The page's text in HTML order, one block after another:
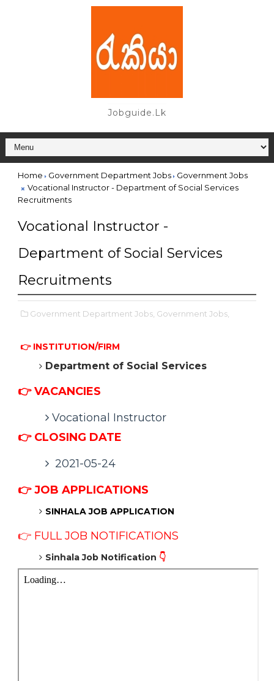
Jobguide.lk
Home Government Department Jobs
Government Jobs
Vocational Instructor - Department of Social Services
Recruitments
Vocational Instructor -
Department of Social Services
Recruitments
Government Department Jobs, Government Jobs,
👉 INSTITUTION/FIRM
Department of Social Services
👉 VACANCIES
Vocational Instructor
👉 CLOSING DATE
2021-05-24
👉JOB APPLICATIONS
SINHALAJOB APPLICATION
👉 FULL JOB NOTIFICATIONS
Sinhala Job Notification 👇